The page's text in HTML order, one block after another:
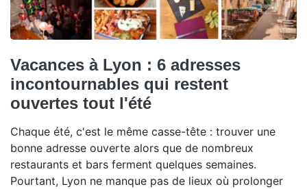
Vacances à Lyon : 6 adresses
incontournables qui restent
ouvertes tout l'été
Chaque été, c'est le même casse-tête : trouver une
bonne adresse ouverte alors que de nombreux
restaurants et bars ferment quelques semaines.
Pourtant, Lyon ne manque pas de lieux où prolonger